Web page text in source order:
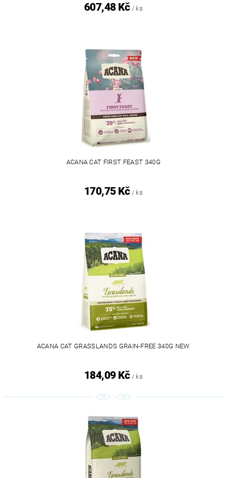
607,48 Kč / ks
ACANA CAT FIRST FEAST 340G
170,75 Kč / ks
ACANA CAT GRASSLANDS GRAIN-FREE 340G NEW
184,09 Kč / ks